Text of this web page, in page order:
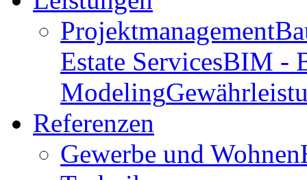
Projektmanagement
Estate ServicesBIM -
Modeling
Referenzen
Gewerbe und Wohnen